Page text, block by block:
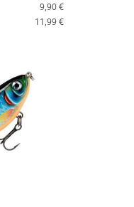
9,90 €
11,99 €